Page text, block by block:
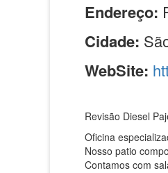
Endereço:
Cidade:
WebSite:
Revisão Diesel
Oficina
Nosso patio
Contamos com